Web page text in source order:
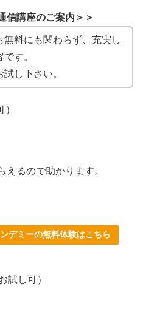
信講座のご案内＞＞
無料にも関わらず、充実し
す。
試し下さい。
えるので助かります。
デミーの無料体験はこちら
試し可）